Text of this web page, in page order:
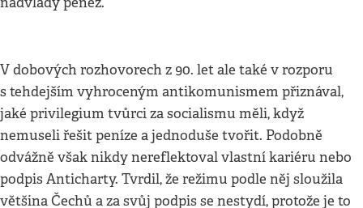
V dobových rozhovorech z 90. let ale také v rozporu
s tehdejším vyhroceným antikomunismem přiznával,
jaké privilegium tvůrci za socialismu měli, když
nemuseli řešit peníze a jednoduše tvořit. Podobně
odvážně však nikdy nereflektoval vlastní kariéru nebo
podpis Anticharty. Tvrdil, že režimu podle něj sloužila
většina Čechů a za svůj podpis se nestydí, protože je to